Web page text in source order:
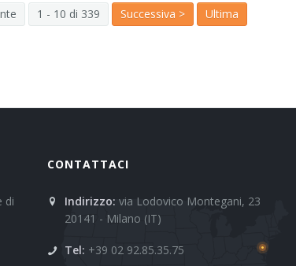
1 - 10 di 339 Successiva > Ultima
di
CONTATTACI
Indirizzo: via Lodovico Montegani, 23
20141 - Milano (IT)
Tel: +39 02 92.85.35.75